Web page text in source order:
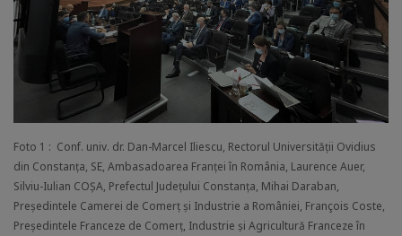
Foto 1 : Conf. univ. dr. Dan-Marcel Iliescu, Rectorul Universității Ovidius
din Constanța, SE, Ambasadoarea Franței în România, Laurence Auer,
Silviu-Iulian COȘA, Prefectul Județului Constanța, Mihai Daraban,
Președintele Camerei de Comerț și Industrie a României, François Coste,
Președintele Franceze de Comerț, Industrie și Agricultură Franceze în